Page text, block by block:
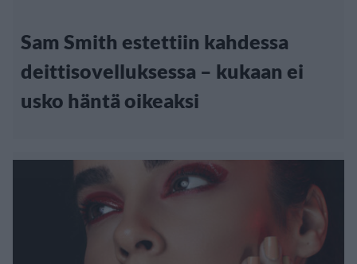
Sam Smith estettiin kahdessa
deittisovelluksessa – kukaan ei
usko häntä oikeaksi